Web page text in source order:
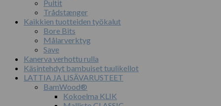
Pultit
Trådstænger
Kaikkien tuotteiden työkalut
Bore Bits
Målarverktyg
Save
Kanerva verhottu rulla
Käsintehdyt bambuiset tuulikellot
LATTIA JA LISÄVARUSTEET
BamWood®
Kokoelma KLIK